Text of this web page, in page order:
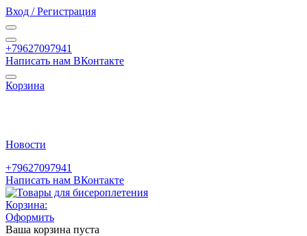
Вход / Регистрация
+79627097941
Написать нам ВКонтакте
Корзина
Новости
+79627097941
Написать нам ВКонтакте
Корзина:
Оформить
Ваша корзина пуста